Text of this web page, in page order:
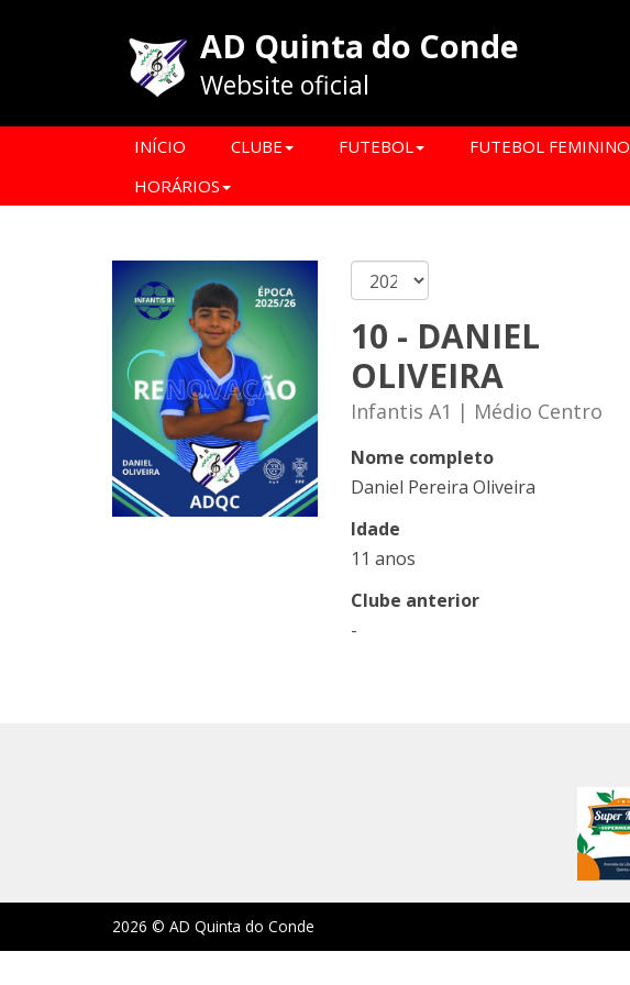
AD Quinta do Conde
Website oficial
INÍCIO CLUBE FUTEBOL FUTEBOL FEMININO
HORÁRIOS
10 - DANIEL
OLIVEIRA
Infantis A1 | Médio Centro
Nome completo
Daniel Pereira Oliveira
Idade
11 anos
Clube anterior
-
2026 © AD Quinta do Conde